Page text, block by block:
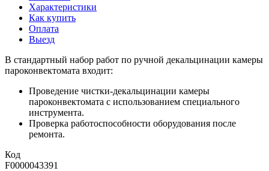
Характеристики
Как купить
Оплата
Выезд
В стандартный набор работ по ручной декальцинации камеры
пароконвектомата входит:
Проведение чистки-декальцинации камеры
пароконвектомата с использованием специального
инструмента.
Проверка работоспособности оборудования после
ремонта.
Код
F0000043391